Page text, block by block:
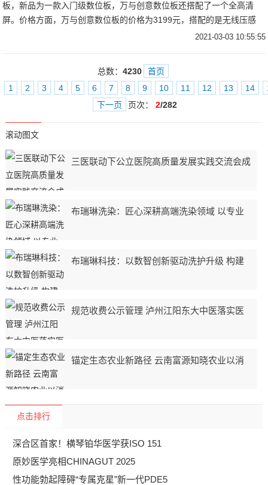
板，新品为一款入门级数位板，万与创意数位板还搭配了一个全高清
屏。价格方面，万与创意数位板的价格为3199元，搭配的是无线压感
笔，下面我们一起来看看万与创意数位板的具体配置是怎样的。
2021-03-03 10:55:55
总数： 4230
首页
1
2 3 4 5 6 7 8 9 10 11 12 13 14
下一页
页次： 2/282
滚动图文
三医联动下公立医院高质量发展实践交流会成
布瑞琳洗染：匠心深耕高端洗染领域 以专业
布瑞琳科技：以数智创新驱动洗护升级 构建
规范收费公示管理 泸州江阳东大中医落实医
锚定生态农业新路径 云南富源知晓农业以消
点击排行
深合区首家！横琴铂华医学获ISO 151
原妙医学亮相CHINAGUT 2025
性功能勃起障碍“专属克星”新一代PDE5